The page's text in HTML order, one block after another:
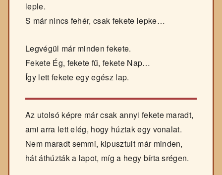
leple.
S már nincs fehér, csak fekete lepke…
Legvégül már minden fekete.
Fekete Ég, fekete fű, fekete Nap…
Így lett fekete egy egész lap.
Az utolsó képre már csak annyi fekete maradt,
ami arra lett elég, hogy húztak egy vonalat.
Nem maradt semmi, kipusztult már minden,
hát áthúzták a lapot, míg a hegy bírta srégen.